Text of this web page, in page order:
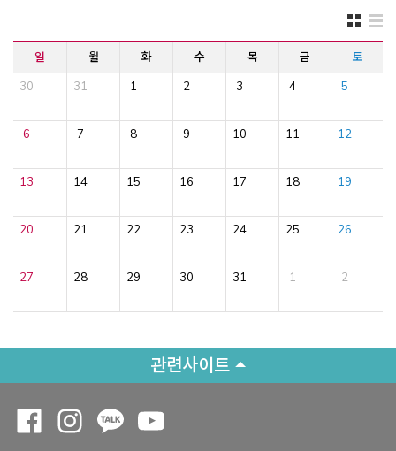
일 월 화 수 목 금 토
30 31 1 2 3 4 5
6 7 8 9 10 11 12
13 14 15 16 17 18 19
20 21 22 23 24 25 26
27 28 29 30 31 1 2
관련사이트
Opens a new window
Opens a new window
Opens a new window